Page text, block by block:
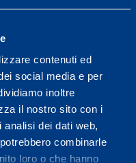
contenuti ed
social media e per
inoltre
il nostro sito con i
dei dati web,
combinarle
loro o che hanno
high
well-